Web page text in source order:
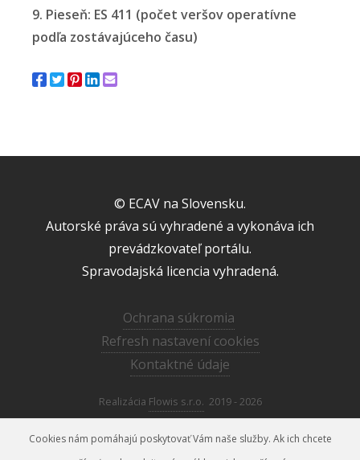
9. Pieseň: ES 411 (počet veršov operatívne
podľa zostávajúceho času)
© ECAV na Slovensku.
Autorské práva sú vyhradené a vykonáva ich
prevádzkovateľ portálu.
Spravodajská licencia vyhradená.
Ochrana súkromia
Refresh nastavení cookies
Kontaktné údaje
Realizácia Flowis s.r.o. 2019 - 2026
Cookies nám pomáhajú poskytovať Vám naše služby. Ak ich chcete